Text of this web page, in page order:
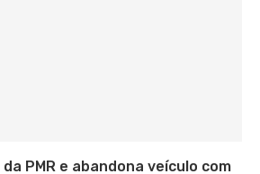
PMR e abandona veículo com